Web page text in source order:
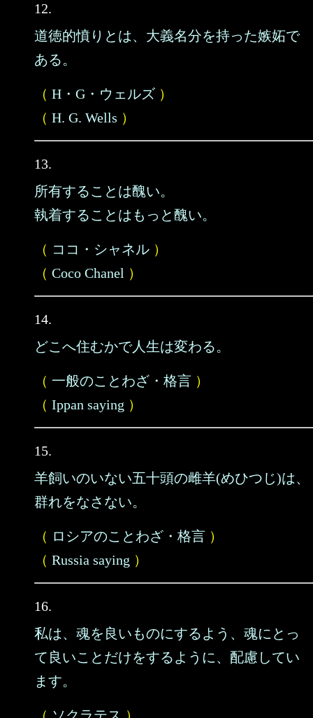
12.
道徳的憤りとは、大義名分を持った嫉妬で
ある。
（ H・G・ウェルズ ）
（ H. G. Wells ）
13.
所有することは醜い。
執着することはもっと醜い。
（ ココ・シャネル ）
（ Coco Chanel ）
14.
どこへ住むかで人生は変わる。
（ 一般のことわざ・格言 ）
（ Ippan saying ）
15.
羊飼いのいない五十頭の雌羊(めひつじ)は、
群れをなさない。
（ ロシアのことわざ・格言 ）
（ Russia saying ）
16.
私は、魂を良いものにするよう、魂にとっ
て良いことだけをするように、配慮してい
ます。